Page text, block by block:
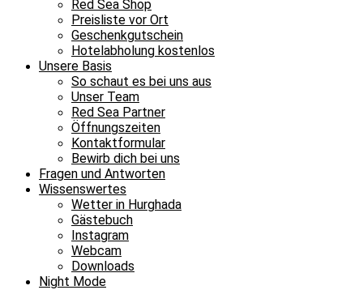
Red Sea Shop
Preisliste vor Ort
Geschenkgutschein
Hotelabholung kostenlos
Unsere Basis
So schaut es bei uns aus
Unser Team
Red Sea Partner
Öffnungszeiten
Kontaktformular
Bewirb dich bei uns
Fragen und Antworten
Wissenswertes
Wetter in Hurghada
Gästebuch
Instagram
Webcam
Downloads
Night Mode